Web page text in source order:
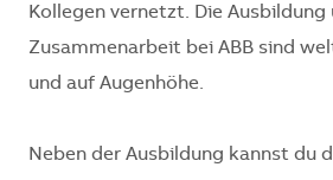
Kollegen vernetzt. Die Ausbildung
Zusammenarbeit bei ABB sind
und auf Augenhöhe.
Neben der Ausbildung kannst du